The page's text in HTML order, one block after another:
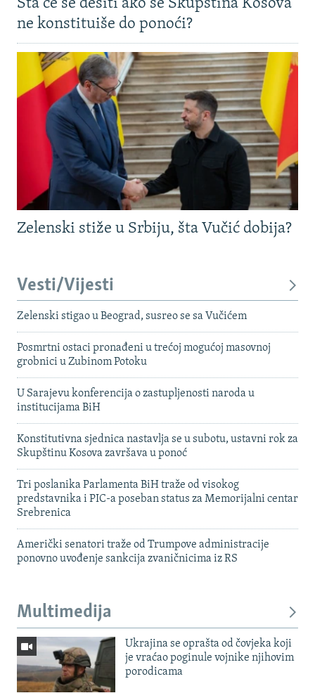
Šta će se desiti ako se Skupština Kosova
ne konstituiše do ponoći?
Zelenski stiže u Srbiju, šta Vučić dobija?
Vesti/Vijesti
Zelenski stigao u Beograd, susreo se sa Vučićem
Posmrtni ostaci pronađeni u trećoj mogućoj masovnoj
grobnici u Zubinom Potoku
U Sarajevu konferencija o zastupljenosti naroda u
institucijama BiH
Konstitutivna sjednica nastavlja se u subotu, ustavni rok za
Skupštinu Kosova završava u ponoć
Tri poslanika Parlamenta BiH traže od visokog
predstavnika i PIC-a poseban status za Memorijalni centar
Srebrenica
Američki senatori traže od Trumpove administracije
ponovno uvođenje sankcija zvaničnicima iz RS
Multimedija
Ukrajina se oprašta od čovjeka koji
je vraćao poginule vojnike njihovim
porodicama